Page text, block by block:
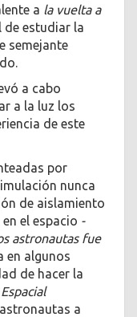
a la vuelta a
de estudiar la
semejante
a cabo
a la luz los
de este
por
nunca
de aislamiento
el espacio -
astronautas fue
en algunos
de hacer la
a